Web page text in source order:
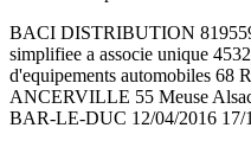
BACI DISTRIBUTION
simplifiee a associe unique
d'equipements automobiles
ANCERVILLE 55 Meuse
BAR-LE-DUC 12/04/2016 17/